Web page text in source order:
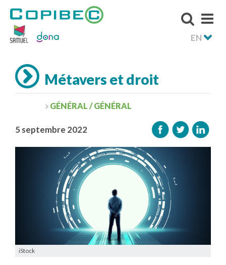
EN
Métavers et droit
GÉNÉRAL / GÉNÉRAL
5 septembre 2022
iStock